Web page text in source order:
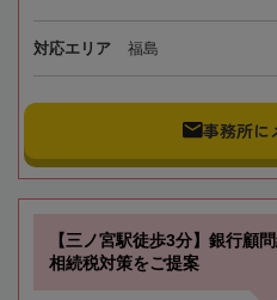
対応エリア 福島
事務所に
【三ノ宮駅徒歩3分】銀行顧
相続税対策をご提案